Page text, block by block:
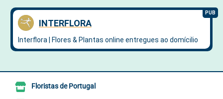
Floristas de Portugal